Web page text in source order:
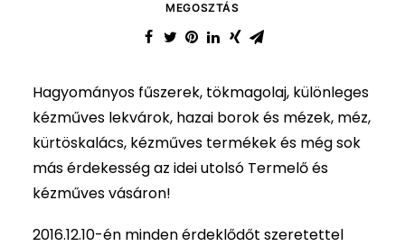
MEGOSZTÁS
Hagyományos fűszerek, tökmagolaj, különleges
kézműves lekvárok, hazai borok és mézek, méz,
kürtöskalács, kézműves termékek és még sok
más érdekesség az idei utolsó Termelő és
kézműves vásáron!
2016.12.10-én minden érdeklődőt szeretettel